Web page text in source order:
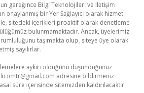
gereğince Bilgi Teknolojileri ve İletişim
onaylanmış bir Yer Sağlayıcı olarak hizmet
sitedeki içerikleri proaktif olarak denetleme
bulunmamaktadır. Ancak, üyelerimiz
taşımakta olup, siteye üye olarak
sayılırlar.
aykırı olduğunu düşündüğünüz
adresine bildirmeniz
süre içerisinde sitemizden kaldırılacaktır.